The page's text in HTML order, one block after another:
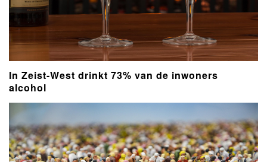
In Zeist-West drinkt 73% van de inwoners
alcohol